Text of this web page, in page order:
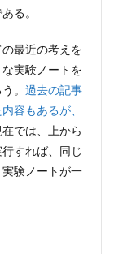
る。
最近の考えを
実験ノートを
。 過去の記事
容もあるが、
では、上から
すれば、同じ
験ノートが一